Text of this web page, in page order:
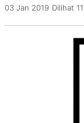
03 Jan 2019 Dilihat